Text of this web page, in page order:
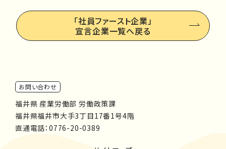
「社員ファースト企業」
宣言企業一覧へ戻る
お問い合わせ
福井県 産業労働部 労働政策課
福井県福井市大手3丁目17番1号4階
直通電話： 0776-20-0389